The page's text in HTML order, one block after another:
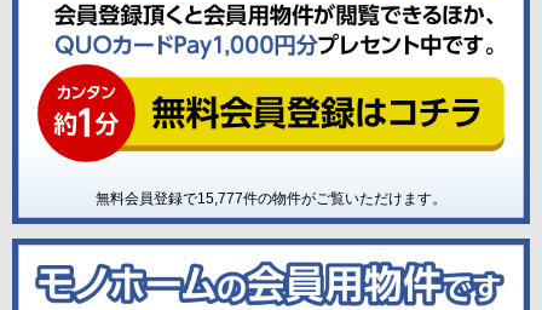
無料会員登録で15,777件の物件がご覧いただけます。